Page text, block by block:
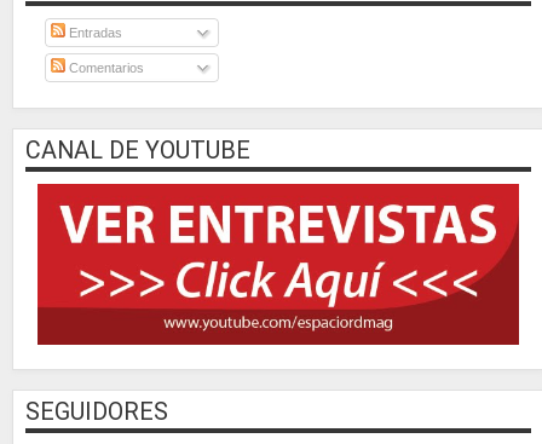
Entradas
Comentarios
CANAL DE YOUTUBE
SEGUIDORES